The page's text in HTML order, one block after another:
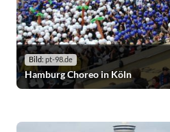
Bild: pt-98.de
Hamburg Choreo in Köln